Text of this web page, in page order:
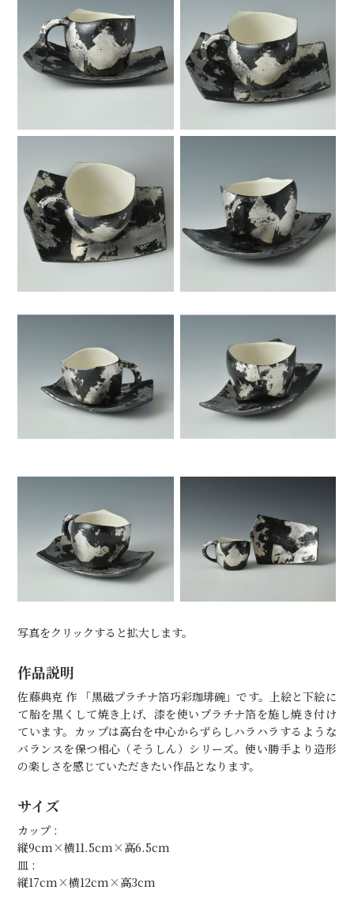
写真をクリックすると拡大します。
作品説明
佐藤典克 作 「黒磁プラチナ箔巧彩珈琲碗」です。上絵と下絵に
て胎を黒くして焼き上げ、漆を使いプラチナ箔を施し焼き付け
ています。カップは高台を中心からずらしハラハラするような
バランスを保つ相心（そうしん）シリーズ。使い勝手より造形
の楽しさを感じていただきたい作品となります。
サイズ
カップ :
縦9cm×横11.5cm×高6.5cm
皿 :
縦17cm×横12cm×高3cm